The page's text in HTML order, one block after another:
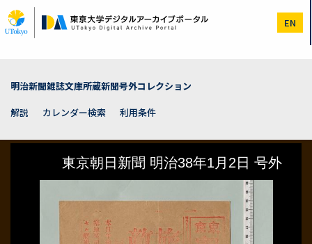
イ
ン
EN
明治新聞雑誌文庫所蔵新聞号外コレクション
解説
カレンダー検索 利用条件